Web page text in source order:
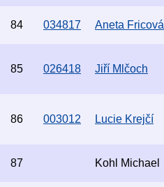
84 034817 Aneta Fricová
85 026418 Jiří Mlčoch
86 003012 Lucie Krejčí
87 Kohl Michael